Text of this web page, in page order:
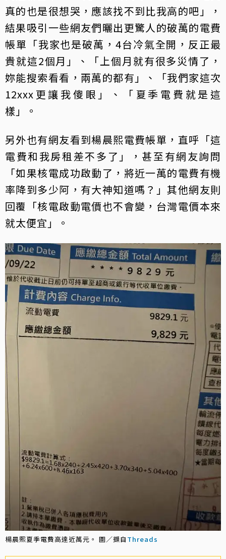
真的也是很想哭，應該找不到比我高的吧」，
結果吸引一些網友們曬出更驚人的破萬的電費
帳單「我家也是破萬，4台冷氣全開，反正最
貴就這2個月」、「上個月就有很多災情了，
妳能搜索看看，兩萬的都有」、「我們家這次
12xxx更讓我傻眼」、「夏季電費就是這
樣」。
另外也有網友看到楊晨熙電費帳單，直呼「這
電費和我房租差不多了」，甚至有網友詢問
「如果核電成功啟動了，將近一萬的電費有機
率降到多少阿，有大神知道嗎？」其他網友則
回覆「核電啟動電價也不會變，台灣電價本來
就太便宜」。
楊晨熙夏季電費高達近萬元。 圖／擷自 Threads